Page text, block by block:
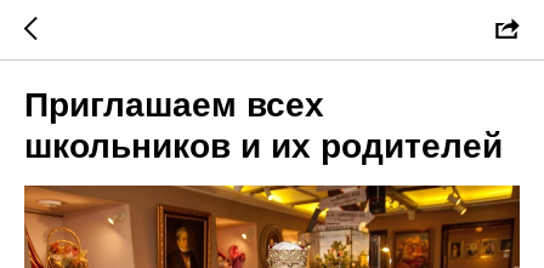
Приглашаем всех
школьников и их родителей